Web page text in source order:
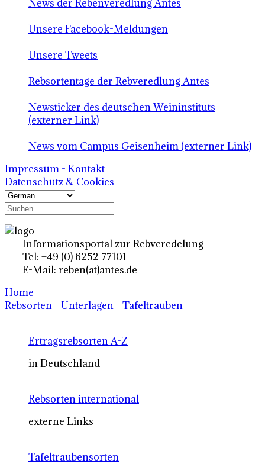
News der Rebenveredlung Antes
Unsere Facebook-Meldungen
Unsere Tweets
Rebsortentage der Rebveredlung Antes
Newsticker des deutschen Weininstituts
(externer Link)
News vom Campus Geisenheim (externer Link)
Impressum - Kontakt
Datenschutz & Cookies
Informationsportal zur Rebveredelung
Tel: +49 (0) 6252 77101
E-Mail: reben(at)antes.de
Home
Rebsorten - Unterlagen - Tafeltrauben
Ertragsrebsorten A-Z
in Deutschland
Rebsorten international
externe Links
Tafeltraubensorten